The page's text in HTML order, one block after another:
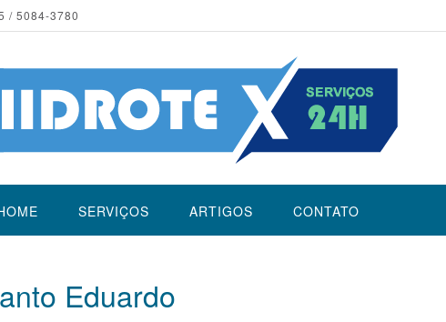
/ 5084-3780
SERVIÇOS ARTIGOS CONTATO
Eduardo